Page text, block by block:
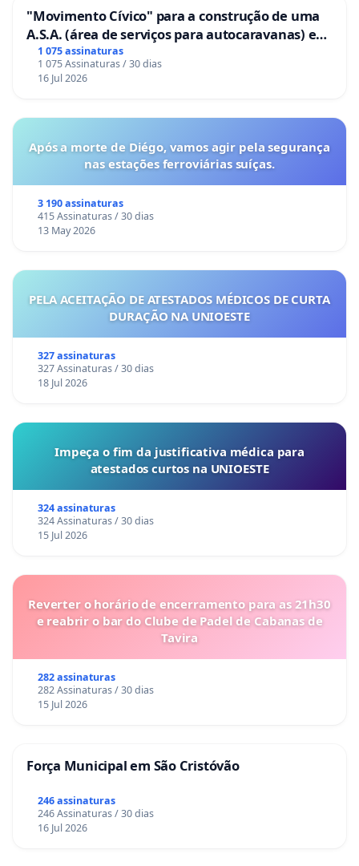
"Movimento Cívico" para a construção de uma
A.S.A. (área de serviços para autocaravanas) em
Coimbra
1 075 assinaturas
1 075 Assinaturas / 30 dias
16 Jul 2026
Após a morte de Diégo, vamos agir pela segurança
nas estações ferroviárias suíças.
3 190 assinaturas
415 Assinaturas / 30 dias
13 May 2026
PELA ACEITAÇÃO DE ATESTADOS MÉDICOS DE CURTA
DURAÇÃO NA UNIOESTE
327 assinaturas
327 Assinaturas / 30 dias
18 Jul 2026
Impeça o fim da justificativa médica para
atestados curtos na UNIOESTE
324 assinaturas
324 Assinaturas / 30 dias
15 Jul 2026
Reverter o horário de encerramento para as 21h30
e reabrir o bar do Clube de Padel de Cabanas de
Tavira
282 assinaturas
282 Assinaturas / 30 dias
15 Jul 2026
Força Municipal em São Cristóvão
246 assinaturas
246 Assinaturas / 30 dias
16 Jul 2026